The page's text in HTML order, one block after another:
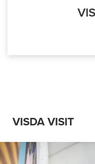
VISDA VISIT